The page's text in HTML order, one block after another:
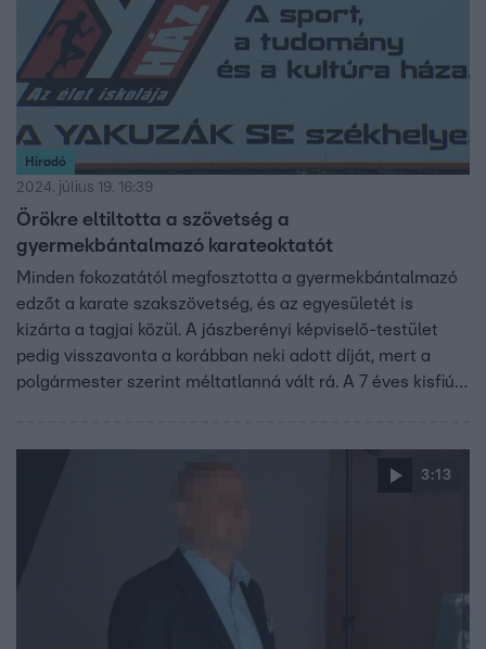
Híradó
2024. július 19. 16:39
Örökre eltiltotta a szövetség a
gyermekbántalmazó karateoktatót
Minden fokozatától megfosztotta a gyermekbántalmazó
edzőt a karate szakszövetség, és az egyesületét is
kizárta a tagjai közül. A jászberényi képviselő-testület
pedig visszavonta a korábban neki adott díját, mert a
polgármester szerint méltatlanná vált rá. A 7 éves kisfiút
3:13